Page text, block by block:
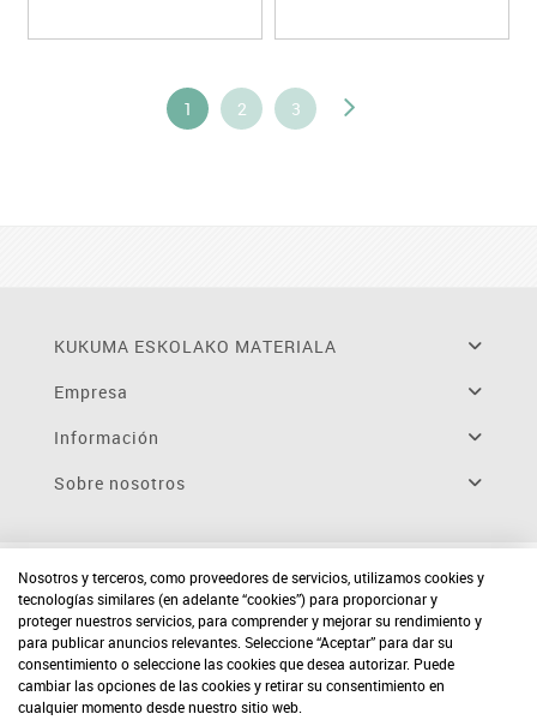
1 2 3
KUKUMA ESKOLAKO MATERIALA
Empresa
Información
Sobre nosotros
Nosotros y terceros, como proveedores de servicios, utilizamos cookies y
tecnologías similares (en adelante “cookies”) para proporcionar y
proteger nuestros servicios, para comprender y mejorar su rendimiento y
para publicar anuncios relevantes. Seleccione “Aceptar” para dar su
consentimiento o seleccione las cookies que desea autorizar. Puede
cambiar las opciones de las cookies y retirar su consentimiento en
cualquier momento desde nuestro sitio web.